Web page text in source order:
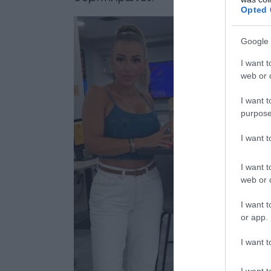
Opted
Google
I want
web or
I want
I want
I want
web or
I want
or app.
I want